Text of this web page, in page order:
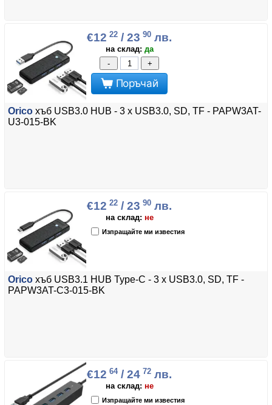
€12 22 / 23 90 лв.
на склад: да
-
+
Поръчай
Orico хъб USB3.0 HUB - 3 x USB3.0, SD, TF - PAPW3AT-
U3-015-BK
€12 22 / 23 90 лв.
на склад: не
Изпращайте ми известия
Orico хъб USB3.1 HUB Type-C - 3 x USB3.0, SD, TF -
PAPW3AT-C3-015-BK
€12 64/ 24 72 лв.
на склад: не
Изпращайте ми известия